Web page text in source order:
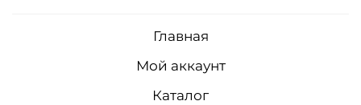
Главная
Мой аккаунт
Каталог